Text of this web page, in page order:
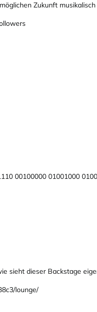
Zukunft
00100000 01001000
sieht dieser Backstage
lounge/